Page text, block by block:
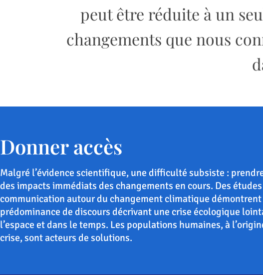
peut être réduite à un
changements que nous
Donner accès
Malgré l’évidence scientifique, une difficulté subsiste :
des impacts immédiats des changements en cours. Des
communication autour du changement climatique démontrent
prédominance de discours décrivant une crise écologique
l’espace et dans le temps. Les populations humaines, à
crise, sont acteurs de solutions.